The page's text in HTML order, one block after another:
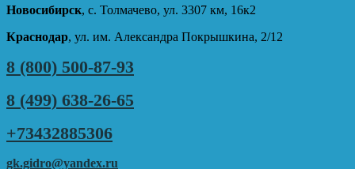
Новосибирск, с. Толмачево, ул. 3307 км, 16к2
Краснодар, ул. им. Александра Покрышкина, 2/12
8 (800) 500-87-93
8 (499) 638-26-65
+73432885306
gk.gidro@yandex.ru